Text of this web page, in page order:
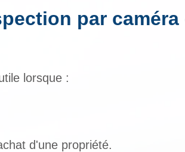
par caméra
lorsque :
d'une propriété.